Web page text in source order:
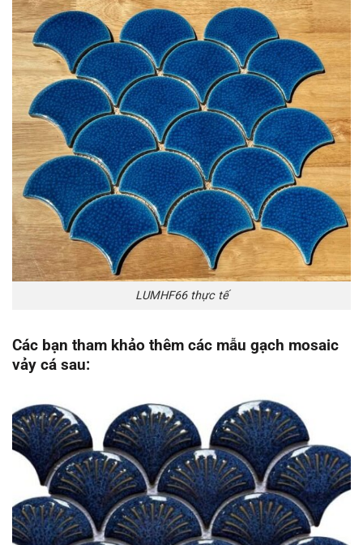
LUMHF66 thực tế
Các bạn tham khảo thêm các mẫu gạch mosaic
vảy cá sau: